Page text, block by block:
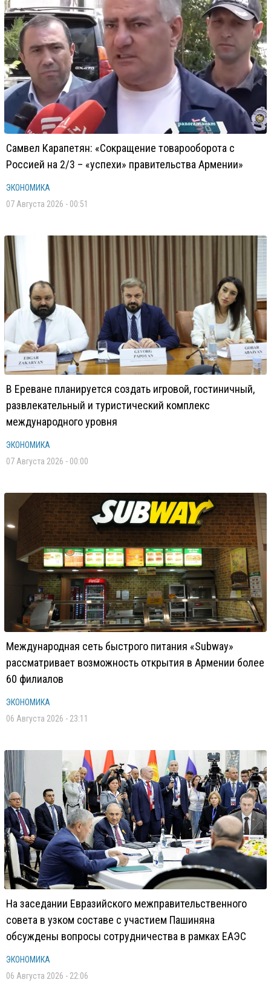
Самвел Карапетян: «Сокращение товарооборота с
Россией на 2/3 – «успехи» правительства Армении»
ЭКОНОМИКА
07 Августа 2026 - 00:51
В Ереване планируется создать игровой, гостиничный,
развлекательный и туристический комплекс
международного уровня
ЭКОНОМИКА
07 Августа 2026 - 00:00
Международная сеть быстрого питания «Subway»
рассматривает возможность открытия в Армении более
60 филиалов
ЭКОНОМИКА
06 Августа 2026 - 23:11
На заседании Евразийского межправительственного
совета в узком составе с участием Пашиняна
обсуждены вопросы сотрудничества в рамках ЕАЭС
ЭКОНОМИКА
06 Августа 2026 - 22:06